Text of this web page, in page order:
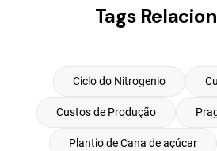
Tags
Ciclo do Nitrogenio
Custos de Produção
Plantio de Cana de açúcar